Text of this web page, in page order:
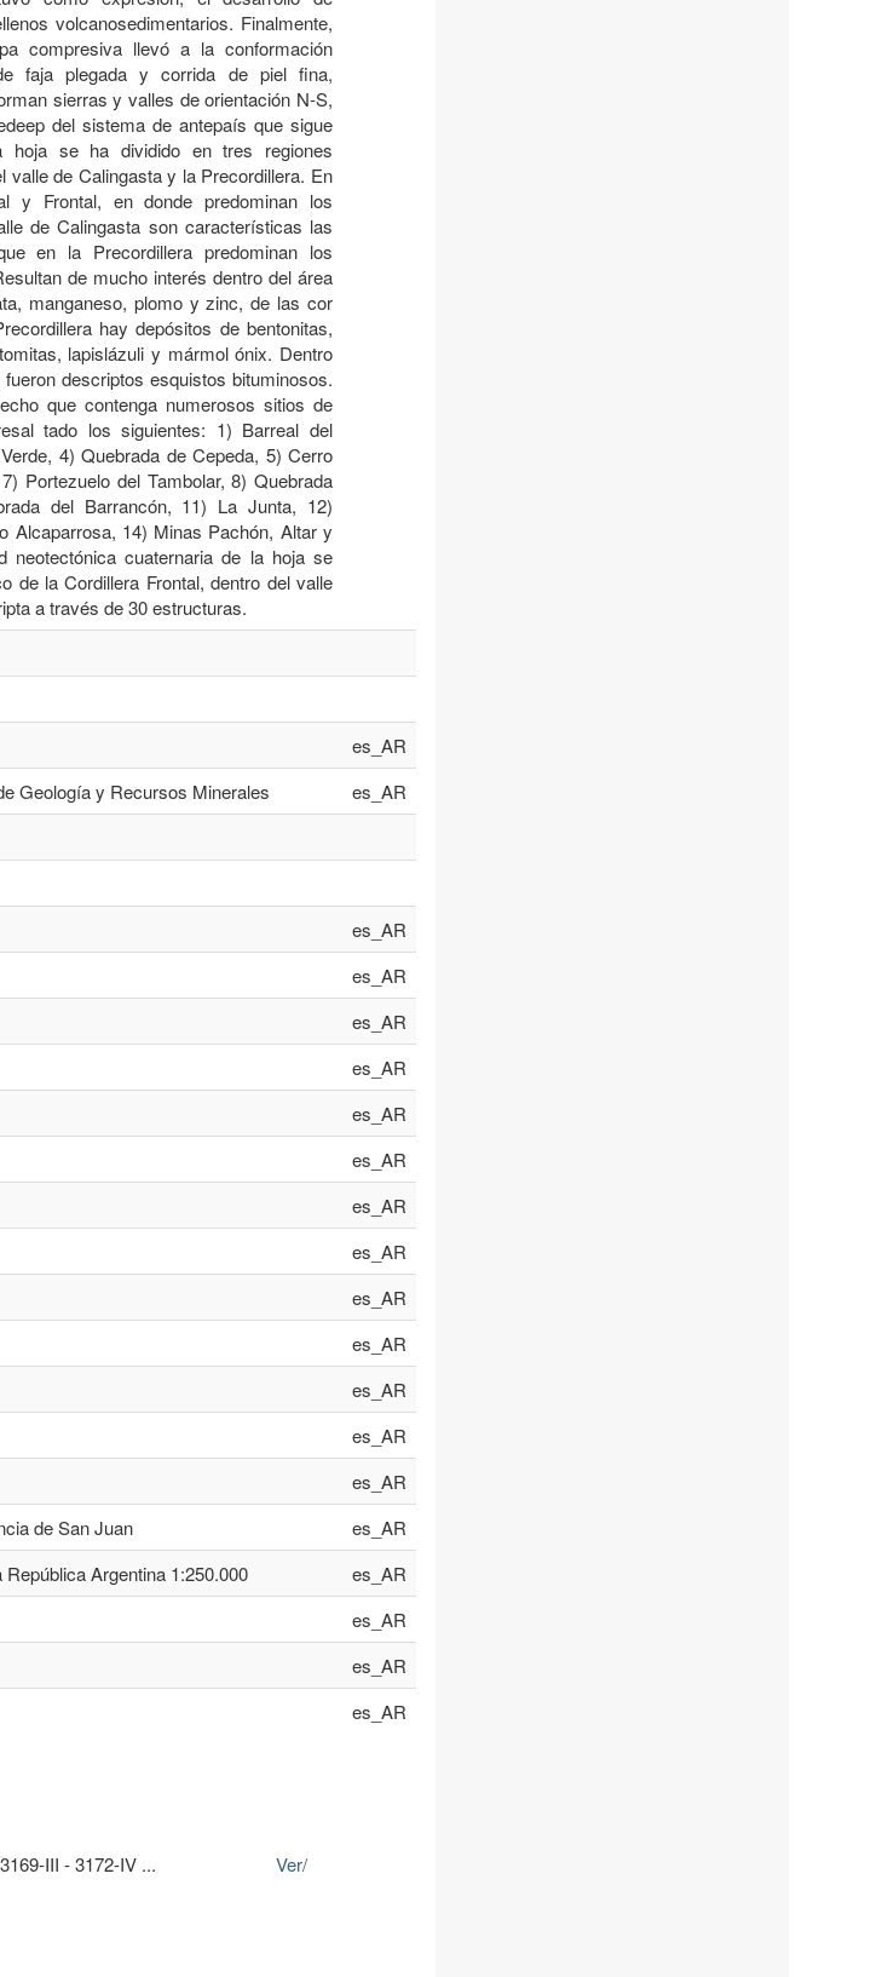
volcanosedimentarios. Finalmente,
compresiva llevó a la conformación
faja plegada y corrida de piel fina,
sierras y valles de orientación N-S,
del sistema de antepaís que sigue
hoja se ha dividido en tres regiones
valle de Calingasta y la Precordillera. En
y Frontal, en donde predominan los
de Calingasta son características las
en la Precordillera predominan los
de mucho interés dentro del área
manganeso, plomo y zinc, de las cor
hay depósitos de bentonitas,
lapislázuli y mármol ónix. Dentro
descriptos esquistos bituminosos.
que contenga numerosos sitios de
tado los siguientes: 1) Barreal del
4) Quebrada de Cepeda, 5) Cerro
Portezuelo del Tambolar, 8) Quebrada
del Barrancón, 11) La Junta, 12)
Alcaparrosa, 14) Minas Pachón, Altar y
neotectónica cuaternaria de la hoja se
de la Cordillera Frontal, dentro del valle
a través de 30 estructuras.
es_AR
Geología y Recursos Minerales es_AR
es_AR
es_AR
es_AR
es_AR
es_AR
es_AR
es_AR
es_AR
es_AR
es_AR
es_AR
es_AR
es_AR
de San Juan es_AR
Argentina 1:250.000 es_AR
es_AR
es_AR
es_AR
III - 3172-IV ... Ver/